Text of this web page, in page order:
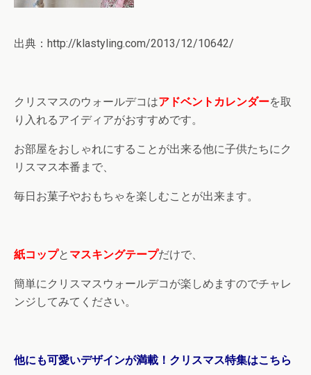
出典：http://klastyling.com/2013/12/10642/
クリスマスのウォールデコはアドベントカレンダーを取
り入れるアイディアがおすすめです。
お部屋をおしゃれにすることが出来る他に子供たちにク
リスマス本番まで、
毎日お菓子やおもちゃを楽しむことが出来ます。
紙コップと マスキングテープだけで、
簡単にクリスマスウォールデコが楽しめますのでチャレ
ンジしてみてください。
他にも可愛いデザインが満載！クリスマス特集はこちら